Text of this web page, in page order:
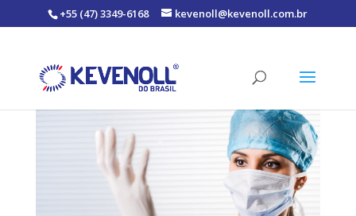
+55 (47) 3349-6168 kevenoll@kevenoll.com.br